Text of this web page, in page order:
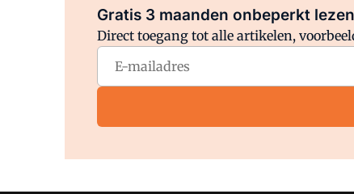
Gratis 3 maanden onbeperkt lezen
Direct toegang tot alle artikelen,